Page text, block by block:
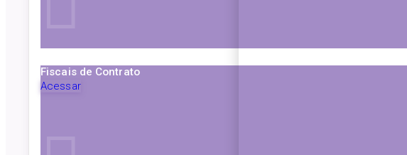
Fiscais de Contrato
Acessar